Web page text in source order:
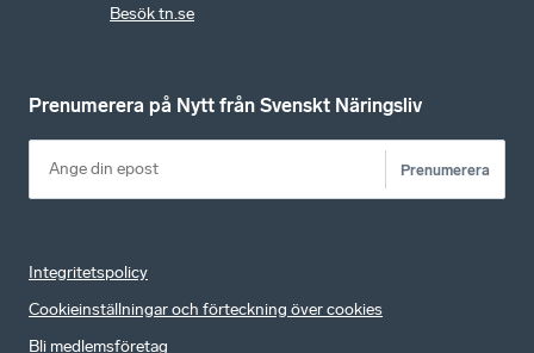
Besök tn.se
Prenumerera på Nytt från Svenskt Näringsliv
Prenumerera
Integritetspolicy
Cookieinställningar och förteckning över cookies
Bli medlemsföretag